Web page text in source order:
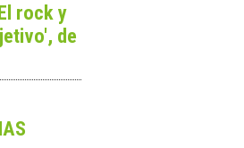
rock y
de